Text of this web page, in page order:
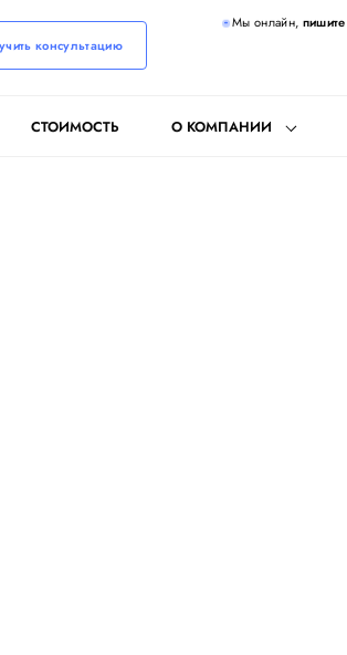
консультацию
Мы онлайн, пишите
СТОИМОСТЬ О КОМПАНИИ